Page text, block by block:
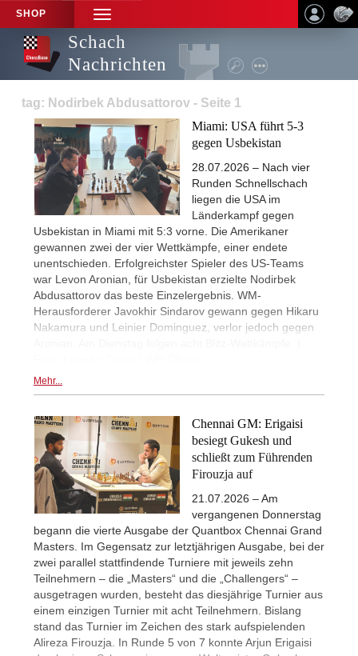
SHOP
TOGGLE
NAVIGATION
Schach
Nachrichten
tag: Nodirbek Abdusattorov - Seite 1
Miami: USA führt 5-3
gegen Usbekistan
28.07.2026 – Nach vier
Runden Schnellschach
liegen die USA im
Länderkampf gegen
Usbekistan in Miami mit 5:3 vorne. Die Amerikaner
gewannen zwei der vier Wettkämpfe, einer endete
unentschieden. Erfolgreichster Spieler des US-Teams
war Levon Aronian, für Usbekistan erzielte Nodirbek
Abdusattorov das beste Einzelergebnis. WM-
Herausforderer Javokhir Sindarov gewann gegen Hikaru
Nakamura und Leinier Dominguez, verlor jedoch gegen
Mehr...
Chennai GM: Erigaisi
besiegt Gukesh und
schließt zum Führenden
Firouzja auf
21.07.2026 – Am
vergangenen Donnerstag
begann die vierte Ausgabe der Quantbox Chennai Grand
Masters. Im Gegensatz zur letztjährigen Ausgabe, bei der
zwei parallel stattfindende Turniere mit jeweils zehn
Teilnehmern – die „Masters“ und die „Challengers“ –
ausgetragen wurden, besteht das diesjährige Turnier aus
einem einzigen Turnier mit acht Teilnehmern. Bislang
stand das Turnier im Zeichen des stark aufspielenden
Alireza Firouzja. In Runde 5 von 7 konnte Arjun Erigaisi